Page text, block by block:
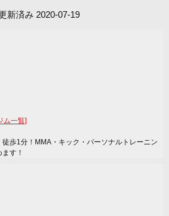
新済み 2020-07-19
ム一覧]
歩1分！MMA・キック・パーソナルトレーニン
す！